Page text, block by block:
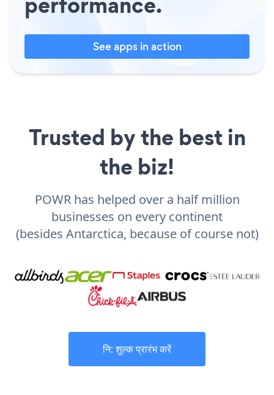
See apps in action
Trusted by the best in
the biz!
POWR has helped over a half million
businesses on every continent
(besides Antarctica, because of course not)
नि: शुल्क प्रारंभ करें